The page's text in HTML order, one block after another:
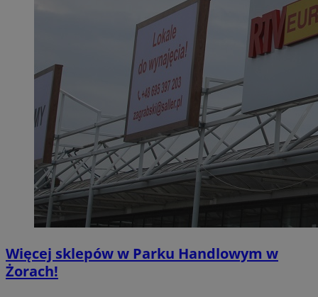
Więcej sklepów w Parku Handlowym w
Żorach!